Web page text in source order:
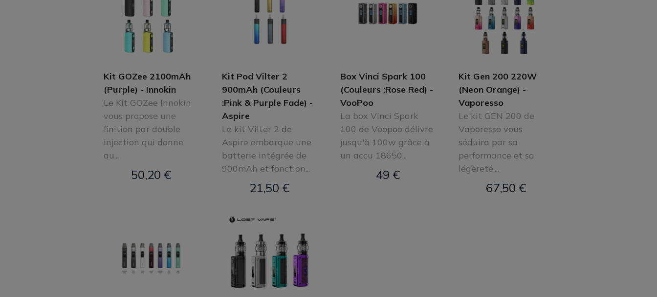
Kit GOZee 2100mAh
(Purple) - Innokin
Le Kit GOZee Innokin
vous propose une
finition par double
injection qui donne
au...
50,20 €
Kit Pod Vilter 2
900mAh (Couleurs
:Pink & Purple Fade) -
Aspire
Le kit Vilter 2 de
Aspire embarque une
batterie intégrée de
900mAh et fonction...
21,50 €
Box Vinci Spark 100
(Couleurs :Rose Red) -
VooPoo
La box Vinci Spark
100 de Voopoo délivre
jusqu'à 100w grâce à
un accu 18650...
49 €
Kit Gen 200 220W
(Neon Orange) -
Vaporesso
Le kit GEN 200 de
Vaporesso vous
séduira par sa
performance et sa
légèreté....
67,50 €